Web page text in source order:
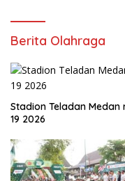
Berita Olahraga
Stadion Teladan Medan
19 2026